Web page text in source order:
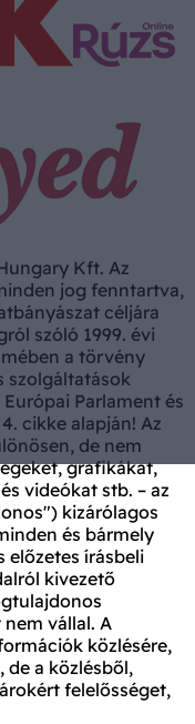
Kft. Az
jog fenntartva,
céljára
szóló 1999. évi
a törvény
szolgáltatások
Parlament és
cikke alapján! Az
de nem
grafikákat,
videókat stb. – az
kizárólagos
és bármely
előzetes írásbeli
kivezető
vállal. A
közlésére,
de a közlésből,
felelősséget,